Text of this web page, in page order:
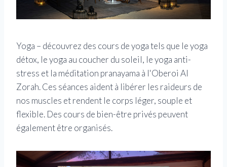
Yoga – découvrez des cours de yoga tels que le yoga
détox, le yoga au coucher du soleil, le yoga anti-
stress et la méditation pranayama à l'Oberoi Al
Zorah. Ces séances aident à libérer les raideurs de
nos muscles et rendent le corps léger, souple et
flexible. Des cours de bien-être privés peuvent
également être organisés.